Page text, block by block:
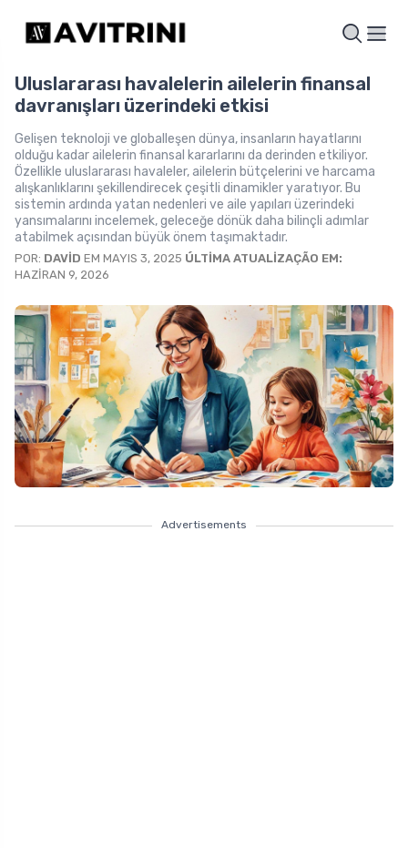
Uluslararası havalelerin ailelerin finansal
davranışları üzerindeki etkisi
Gelişen teknoloji ve globalleşen dünya, insanların hayatlarını
olduğu kadar ailelerin finansal kararlarını da derinden etkiliyor.
Özellikle uluslararası havaleler, ailelerin bütçelerini ve harcama
alışkanlıklarını şekillendirecek çeşitli dinamikler yaratıyor. Bu
sistemin ardında yatan nedenleri ve aile yapıları üzerindeki
yansımalarını incelemek, geleceğe dönük daha bilinçli adımlar
atabilmek açısından büyük önem taşımaktadır.
POR: DAVID EM MAYIS 3, 2025 ÚLTIMA ATUALIZAÇÃO EM:
HAZIRAN 9, 2026
Advertisements